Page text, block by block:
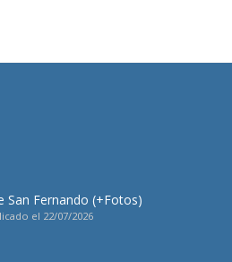
San Fernando (+Fotos)
el 22/07/2026